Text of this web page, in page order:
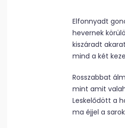
Elfonnyadt
hevernek
kiszáradt akarat
mind a két
Rosszabbat
mint amit
Leskelődött a
ma éjjel a